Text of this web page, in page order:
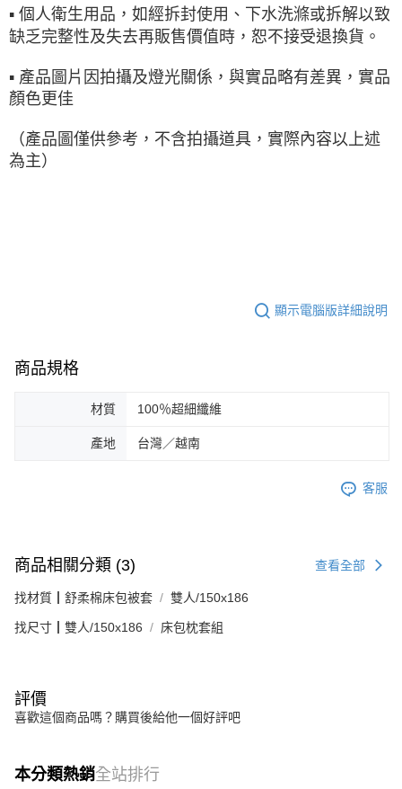
▪ 個人衛生用品，如經拆封使用、下水洗滌或拆解以致
缺乏完整性及失去再販售價值時，恕不接受退換貨。
▪ 產品圖片因拍攝及燈光關係，與實品略有差異，實品
顏色更佳
（產品圖僅供參考，不含拍攝道具，實際內容以上述
為主）
顯示電腦版詳細說明
商品規格
材質 100％超細纖維
產地 台灣／越南
客服
商品相關分類 (3) 查看全部
找材質┃舒柔棉床包被套 雙人/150x186
找尺寸┃雙人/150x186 床包枕套組
評價
喜歡這個商品嗎？購買後給他一個好評吧
本分類熱銷全站排行